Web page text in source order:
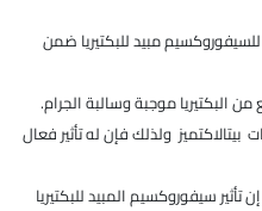
مبيد للبكتيريا ضمن
موجبة وسالبة الجرام.
ولذلك فإن له تأثير فعال
سيفوروكسيم المبيد للبكتيريا